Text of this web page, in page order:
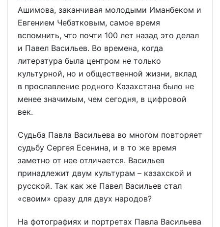
Ашимова, заканчивая молодыми Иманбеком и
Евгением Чебатковым, самое время
вспомнить, что почти 100 лет назад это делал
и Павел Васильев. Во времена, когда
литература была центром не только
культурной, но и общественной жизни, вклад
в прославление родного Казахстана было не
менее значимым, чем сегодня, в цифровой
век.
Судьба Павла Васильева во многом повторяет
судьбу Сергея Есенина, и в то же время
заметно от нее отличается. Васильев
принадлежит двум культурам – казахской и
русской. Так как же Павел Васильев стал
«своим» сразу для двух народов?
На фотографиях и портретах Павла Васильева